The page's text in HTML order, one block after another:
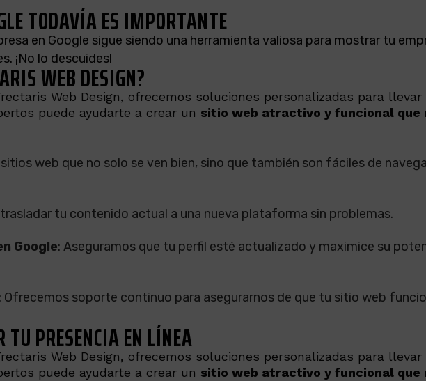
TODAVÍA ES IMPORTANTE
en Google sigue siendo una herramienta valiosa para mostrar tu
¡No lo descuides!
WEB DESIGN?
Web Design, ofrecemos soluciones personalizadas para
puede ayudarte a crear un sitio web atractivo y funcional que
sitios web que no solo se ven bien, sino que también son fáciles de
trasladar tu contenido actual a una nueva plataforma sin problemas.
Google: Aseguramos que tu perfil esté actualizado y maximice su
: Ofrecemos soporte continuo para asegurarnos de que tu sitio web
PRESENCIA EN LÍNEA
Web Design, ofrecemos soluciones personalizadas para
puede ayudarte a crear un sitio web atractivo y funcional que